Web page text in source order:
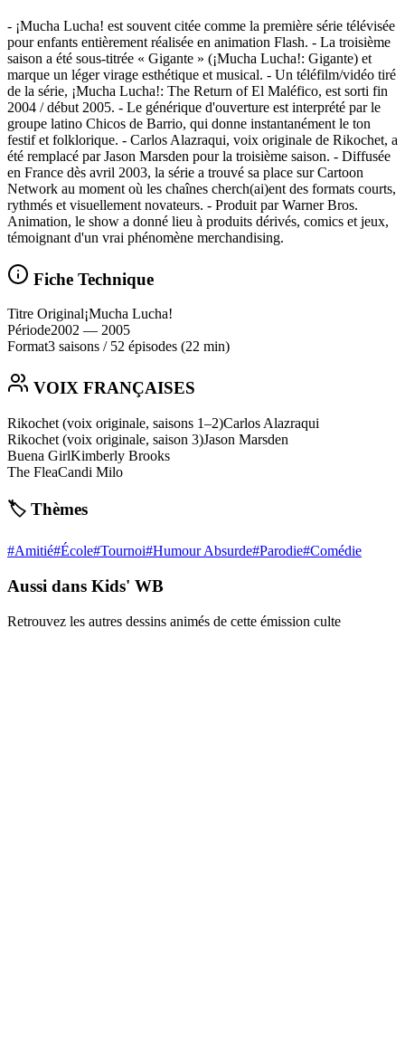
- ¡Mucha Lucha! est souvent citée comme la première série télévisée
pour enfants entièrement réalisée en animation Flash. - La troisième
saison a été sous-titrée « Gigante » (¡Mucha Lucha!: Gigante) et
marque un léger virage esthétique et musical. - Un téléfilm/vidéo tiré
de la série, ¡Mucha Lucha!: The Return of El Maléfico, est sorti fin
2004 / début 2005. - Le générique d'ouverture est interprété par le
groupe latino Chicos de Barrio, qui donne instantanément le ton
festif et folklorique. - Carlos Alazraqui, voix originale de Rikochet, a
été remplacé par Jason Marsden pour la troisième saison. - Diffusée
en France dès avril 2003, la série a trouvé sa place sur Cartoon
Network au moment où les chaînes cherch(ai)ent des formats courts,
rythmés et visuellement novateurs. - Produit par Warner Bros.
Animation, le show a donné lieu à produits dérivés, comics et jeux,
témoignant d'un vrai phénomène merchandising.
Fiche Technique
Titre Original¡Mucha Lucha!
Période2002 — 2005
Format3 saisons / 52 épisodes (22 min)
VOIX FRANÇAISES
Rikochet (voix originale, saisons 1–2)Carlos Alazraqui
Rikochet (voix originale, saison 3)Jason Marsden
Buena GirlKimberly Brooks
The FleaCandi Milo
🏷️ Thèmes
#Amitié#École#Tournoi#Humour Absurde#Parodie#Comédie
Aussi dans Kids' WB
Retrouvez les autres dessins animés de cette émission culte